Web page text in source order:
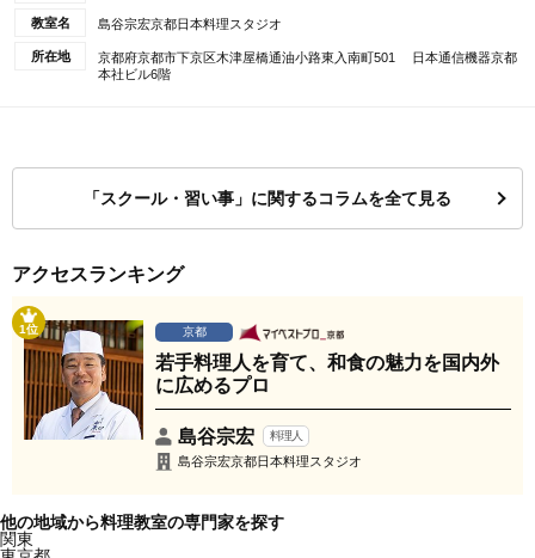
教室名 島谷宗宏京都日本料理スタジオ
所在地
京都府京都市下京区木津屋橋通油小路東入南町501 日本通信機器京都
本社ビル6階
「スクール・習い事」に関するコラムを全て見る
アクセスランキング
1位 京都
若手料理人を育て、和食の魅力を国内外
に広めるプロ
島谷宗宏 料理人
島谷宗宏京都日本料理スタジオ
他の地域から料理教室の専門家を探す
関東